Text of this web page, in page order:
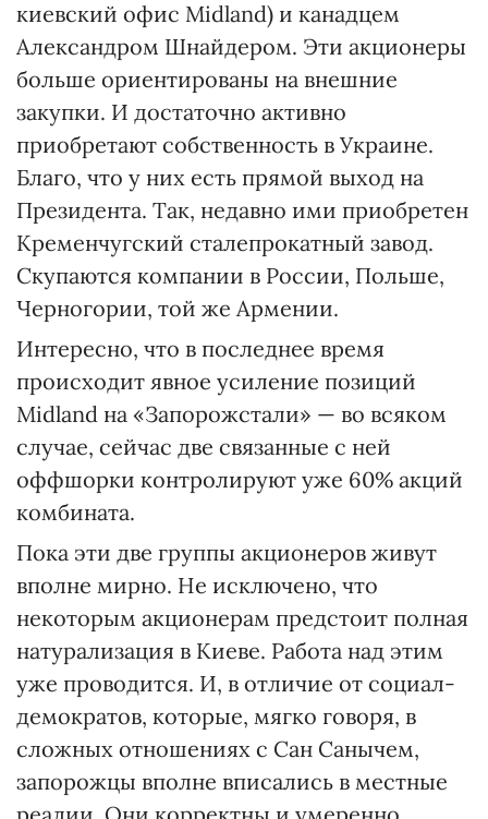
киевский офис Midland) и канадцем
Александром Шнайдером. Эти акционеры
больше ориентированы на внешние
закупки. И достаточно активно
приобретают собственность в Украине.
Благо, что у них есть прямой выход на
Президента. Так, недавно ими приобретен
Кременчугский сталепрокатный завод.
Скупаются компании в России, Польше,
Черногории, той же Армении.
Интересно, что в последнее время
происходит явное усиление позиций
Midland на «Запорожстали» — во всяком
случае, сейчас две связанные с ней
оффшорки контролируют уже 60% акций
комбината.
Пока эти две группы акционеров живут
вполне мирно. Не исключено, что
некоторым акционерам предстоит полная
натурализация в Киеве. Работа над этим
уже проводится. И, в отличие от социал-
демократов, которые, мягко говоря, в
сложных отношениях с Сан Санычем,
запорожцы вполне вписались в местные